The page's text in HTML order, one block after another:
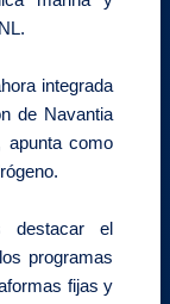
integrada
de Navantia
apunta como
destacar el
programas
fijas y